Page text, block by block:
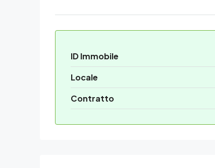
ID Immobile
Locale
Contratto